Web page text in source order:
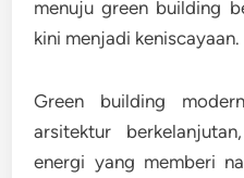
menuju green building
kini menjadi keniscayaan.
Green building
arsitektur
energi yang memberi